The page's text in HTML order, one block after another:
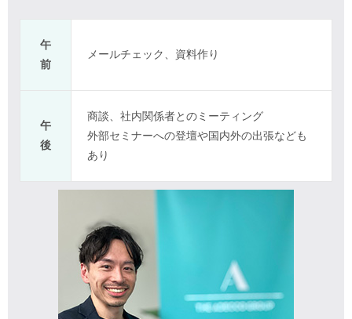
午
前
メールチェック、資料作り
午
後
商談、社内関係者とのミーティング
外部セミナーへの登壇や国内外の出張なども
あり